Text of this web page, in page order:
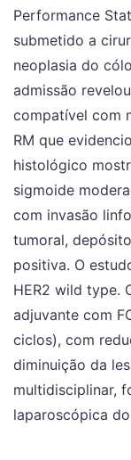
Performance
submetido a
neoplasia do
admissão
compatível com
RM que
histológico
sigmoide
com invasão
tumoral,
positiva. O
HER2 wild type.
adjuvante com
ciclos), com
diminuição da
multidisciplinar,
laparoscópica